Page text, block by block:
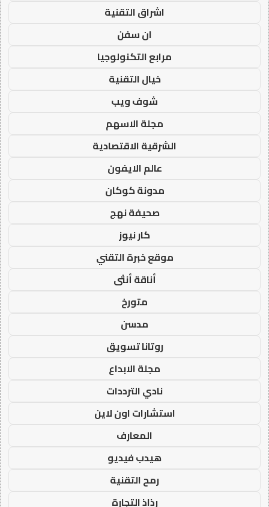
اشراق التقنية
ان سفن
مرابع التكنولوجيا
خيال التقنية
شوف ويب
مجلة الاسهم
الشرقية الاقتصادية
عالم الايفون
مدونة كوكان
صحيفة نهج
كار نيوز
موقع خبرة التقني
أناقة أنثى
متورخ
مدسن
روتانا تسويق
مجلة الابداع
نادي الترددات
استشارات اون لاين
المعارف
هيدب فيديو
رمح التقنية
رذاذ التجارة